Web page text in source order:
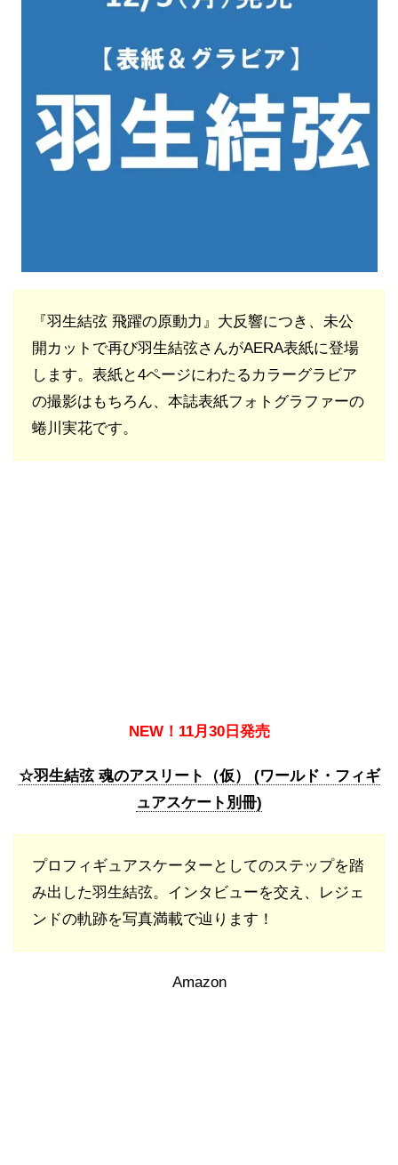
『羽生結弦 飛躍の原動力』大反響につき、未公
開カットで再び羽生結弦さんがAERA表紙に登場
します。表紙と4ページにわたるカラーグラビア
の撮影はもちろん、本誌表紙フォトグラファーの
蜷川実花です。
NEW！11月30日発売
☆羽生結弦 魂のアスリート（仮） (ワールド・フィギ
ュアスケート別冊)
プロフィギュアスケーターとしてのステップを踏
み出した羽生結弦。インタビューを交え、レジェ
ンドの軌跡を写真満載で辿ります！
Amazon